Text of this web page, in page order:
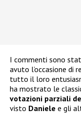
I commenti sono
avuto l’occasione di
tutto il loro
ha mostrato le
votazioni parziali
visto Daniele e gli